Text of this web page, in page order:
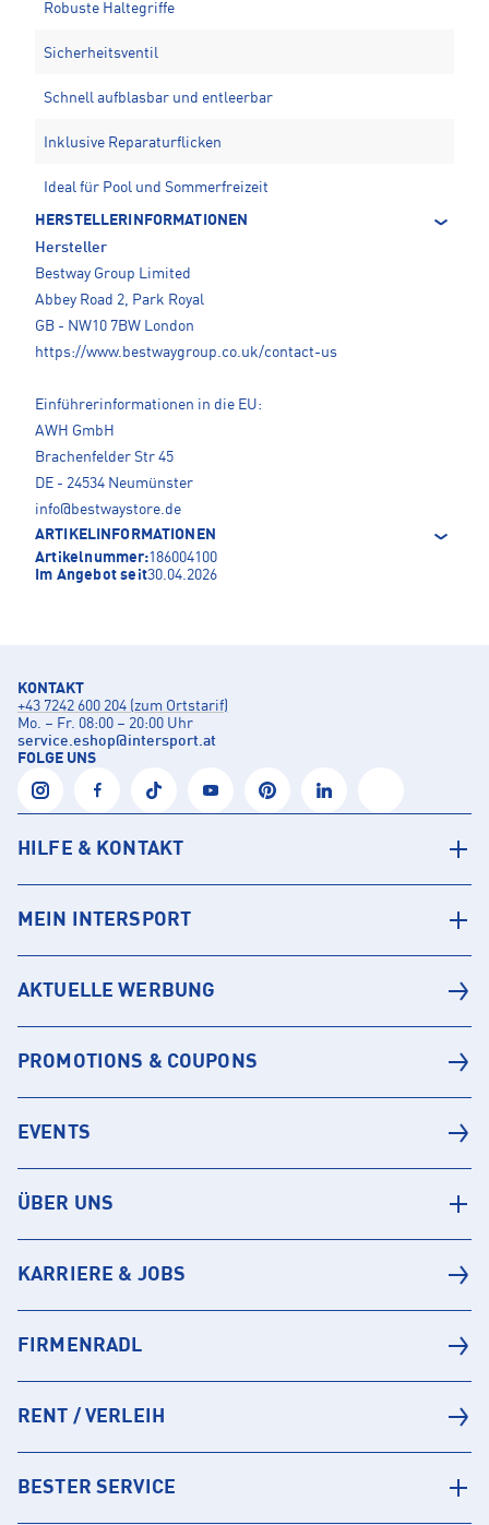
Robuste Haltegriffe
Sicherheitsventil
Schnell aufblasbar und entleerbar
Inklusive Reparaturflicken
Ideal für Pool und Sommerfreizeit
HERSTELLERINFORMATIONEN
Hersteller
Bestway Group Limited
Abbey Road 2, Park Royal
GB - NW10 7BW London
https://www.bestwaygroup.co.uk/contact-us
Einführerinformationen in die EU:
AWH GmbH
Brachenfelder Str 45
DE - 24534 Neumünster
info@bestwaystore.de
ARTIKELINFORMATIONEN
Artikelnummer:186004100
Im Angebot seit30.04.2026
KONTAKT
+43 7242 600 204 (zum Ortstarif)
Mo. – Fr. 08:00 – 20:00 Uhr
service.eshop@intersport.at
FOLGE UNS
HILFE & KONTAKT
MEIN INTERSPORT
AKTUELLE WERBUNG
PROMOTIONS & COUPONS
EVENTS
ÜBER UNS
KARRIERE & JOBS
FIRMENRADL
RENT / VERLEIH
BESTER SERVICE